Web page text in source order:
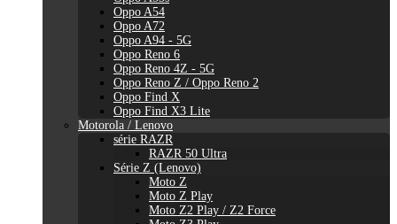
Oppo A54
Oppo A72
Oppo A94 - 5G
Oppo Reno 6
Oppo Reno 4Z - 5G
Oppo Reno Z / Oppo Reno 2
Oppo Find X
Oppo Find X3 Lite
Motorola / Lenovo
série RAZR
RAZR 50 Ultra
Série Z (Lenovo)
Moto Z
Moto Z Play
Moto Z2 Play / Z2 Force